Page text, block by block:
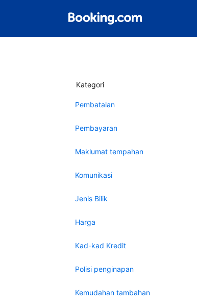
Kategori
Pembatalan
Pembayaran
Maklumat tempahan
Komunikasi
Jenis Bilik
Harga
Kad-kad Kredit
Polisi penginapan
Kemudahan tambahan